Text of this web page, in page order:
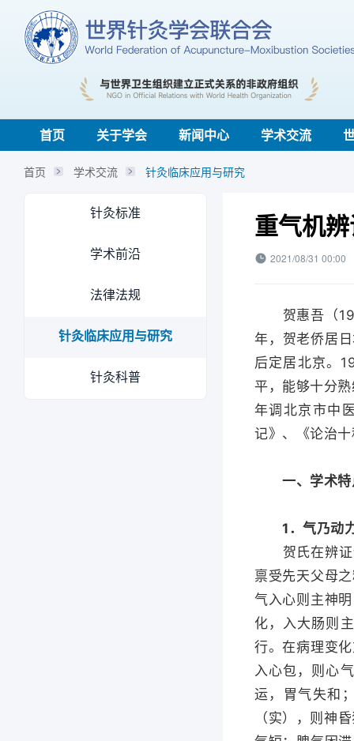
首页 关于学会 新闻中心 学术交流
首页 学术交流 针灸临床应用与研究
针灸标准
学术前沿
法律法规
针灸临床应用与研究
针灸科普
重气机
2021/08/31 00:00
贺惠吾（
年，贺老侨居
后定居北京。
平，能够十分
年调北京市中
记》、《论治
一、学术
1．气乃动力
贺氏在辨证论
禀受先天父母
气入心则主神
化，入大肠则
行。在病理变
入心包，则心
运，胃气失和
（实），则神